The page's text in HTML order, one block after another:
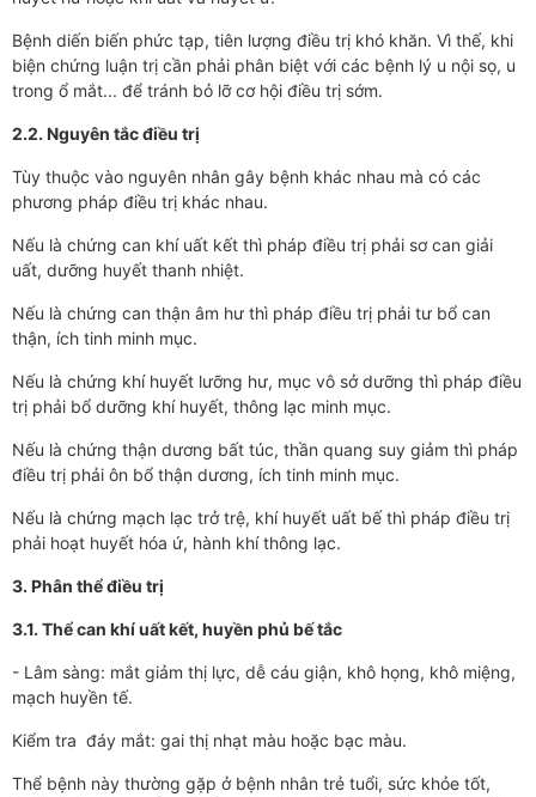
Bệnh diến biến phức tạp, tiên lượng điều trị khó khăn. Vì thế, khi
biện chứng luận trị cần phải phân biệt với các bệnh lý u nội sọ, u
trong ổ mắt... để tránh bỏ lỡ cơ hội điều trị sớm.
2.2. Nguyên tắc điều trị
Tùy thuộc vào nguyên nhân gây bệnh khác nhau mà có các
phương pháp điều trị khác nhau.
Nếu là chứng can khí uất kết thì pháp điều trị phải sơ can giải
uất, dưỡng huyết thanh nhiệt.
Nếu là chứng can thận âm hư thì pháp điều trị phải tư bổ can
thận, ích tinh minh mục.
Nếu là chứng khí huyết lưỡng hư, mục vô sở dưỡng thì pháp điều
trị phải bổ dưỡng khí huyết, thông lạc minh mục.
Nếu là chứng thận dương bất túc, thần quang suy giảm thì pháp
điều trị phải ôn bổ thận dương, ích tinh minh mục.
Nếu là chứng mạch lạc trở trệ, khí huyết uất bế thì pháp điều trị
phải hoạt huyết hóa ứ, hành khí thông lạc.
3. Phân thể điều trị
3.1. Thể can khí uất kết, huyền phủ bế tắc
- Lâm sàng: mắt giảm thị lực, dễ cáu giận, khô họng, khô miệng,
mạch huyền tế.
Kiểm tra đáy mắt: gai thị nhạt màu hoặc bạc màu.
Thể bệnh này thường gặp ở bệnh nhân trẻ tuổi, sức khỏe tốt,